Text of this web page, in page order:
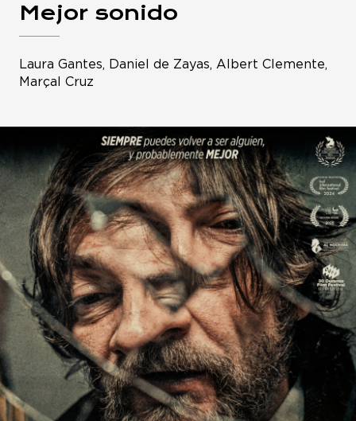
Mejor sonido
Laura Gantes, Daniel de Zayas, Albert Clemente,
Marçal Cruz